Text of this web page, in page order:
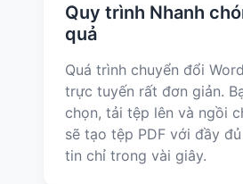
Quy trình Nhanh
quả
Quá trình chuyển đổi
trực tuyến rất đơn giản.
chọn, tải tệp lên và ngồi
sẽ tạo tệp PDF với đầy
tin chỉ trong vài giây.